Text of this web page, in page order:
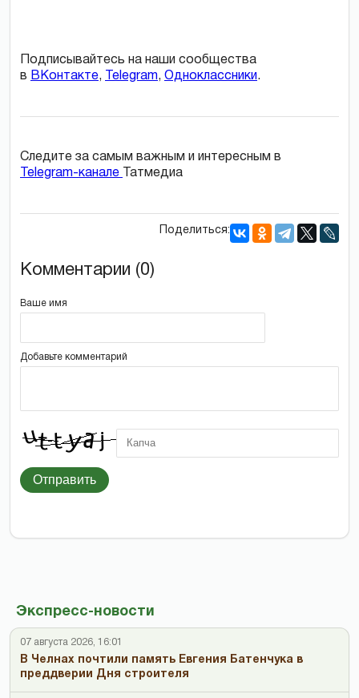
Экспресс-новости
07 августа 2026, 16:01
В Челнах почтили память Евгения Батенчука в
преддверии Дня строителя
Подписывайтесь на наши сообщества
в ВКонтакте, Telegram, Одноклассники.
Следите за самым важным и интересным в
Telegram-канале
Татмедиа
Поделиться:
Комментарии (0)
Ваше имя
Добавьте комментарий
Отправить